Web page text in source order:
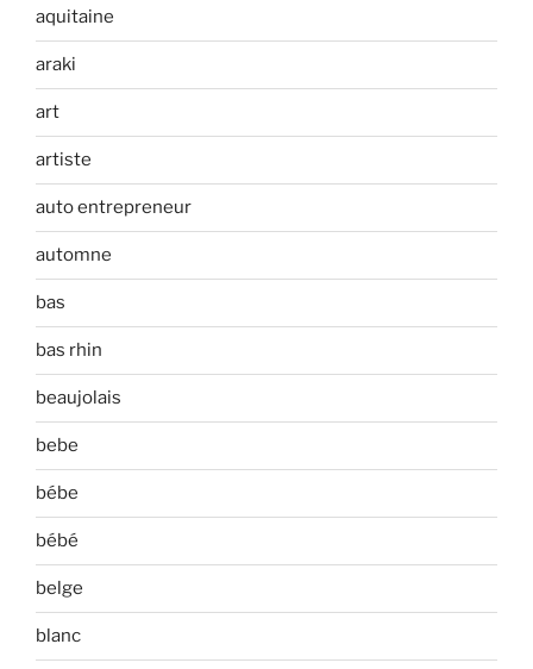
aquitaine
araki
art
artiste
auto entrepreneur
automne
bas
bas rhin
beaujolais
bebe
bébe
bébé
belge
blanc